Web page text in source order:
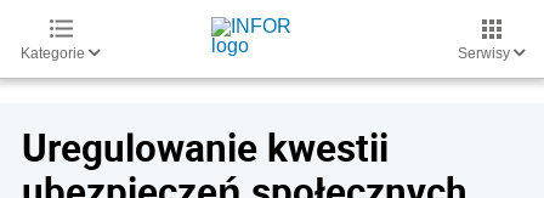
Kategorie Serwisy
Uregulowanie kwestii